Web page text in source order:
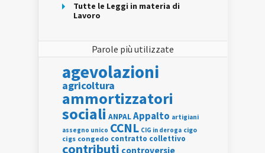
Tutte le Leggi in materia di
Lavoro
Parole più utilizzate
agevolazioni
agricoltura
ammortizzatori
sociali ANPALAppalto artigiani
assegno unico CCNL CIG in deroga cigo
cigs congedo contratto collettivo
contributi controversie